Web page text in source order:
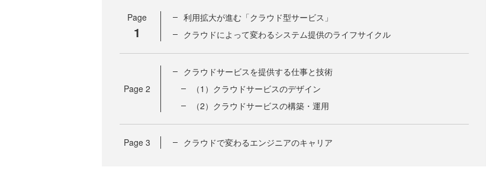
Page
1
利用拡大が進む「クラウド型サービス」
クラウドによって変わるシステム提供のライフサイクル
Page 2
クラウドサービスを提供する仕事と技術
（1）クラウドサービスのデザイン
（2）クラウドサービスの構築・運用
Page 3 クラウドで変わるエンジニアのキャリア